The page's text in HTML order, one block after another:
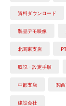
資料ダウンロード
製品デモ映像
北関東支店
取説・設定手順
中部支店 関
建設会社